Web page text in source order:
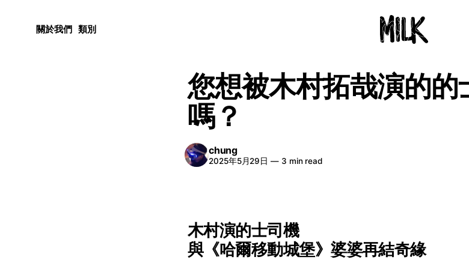
關於我們 類別
您想被木村拓哉演的的
嗎？
chung
2025年5月29日 — 3 min read
木村演的士司機
與《哈爾移動城堡》婆婆再結奇緣